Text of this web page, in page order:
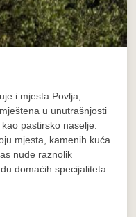
i mjesta Povlja,
u unutrašnjosti
pastirsko naselje.
mjesta, kamenih kuća
nude raznolik
domaćih specijaliteta